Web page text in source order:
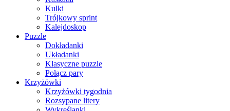
Kulki
Trójkowy sprint
Kalejdoskop
Puzzle
Dokładanki
Układanki
Klasyczne puzzle
Połącz pary
Krzyżówki
Krzyżówki tygodnia
Rozsypane litery